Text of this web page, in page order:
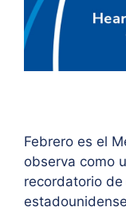
Febrero es el
observa como
recordatorio